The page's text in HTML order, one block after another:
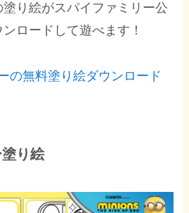
り絵がスパイファミリー公
ロードして遊べます！
の無料塗り絵ダウンロード
り絵